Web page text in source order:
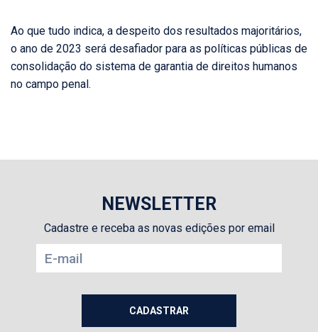
Ao que tudo indica, a despeito dos resultados majoritários,
o ano de 2023 será desafiador para as políticas públicas de
consolidação do sistema de garantia de direitos humanos
no campo penal.
NEWSLETTER
Cadastre e receba as novas edições por email